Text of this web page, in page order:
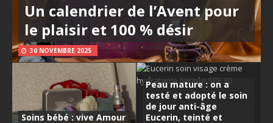
Un calendrier de l’Avent pour
le plaisir et 100 % désir
30 NOVEMBRE 2025
Soins bébé : vive Amour
Peau mature : on a
testé et adopté le soin
de jour anti-âge
Eucerin, teinté et